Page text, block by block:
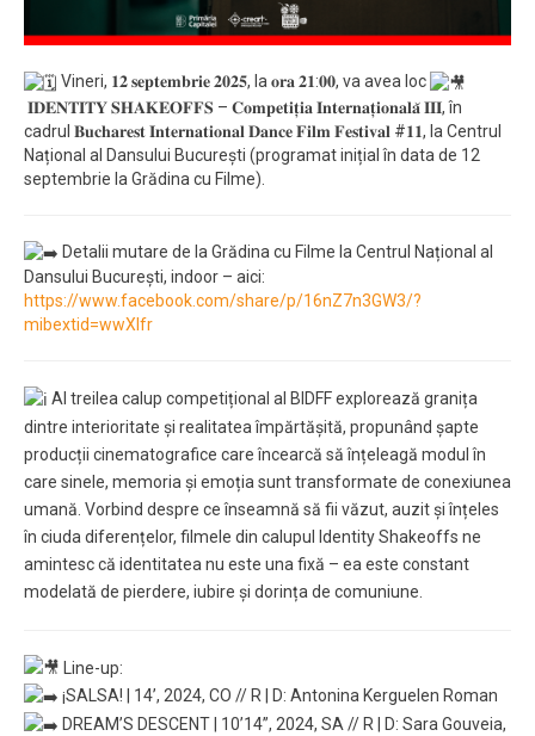
Vineri, 𝟏𝟐 𝐬𝐞𝐩𝐭𝐞𝐦𝐛𝐫𝐢𝐞 𝟐𝟎𝟐𝟓, la 𝐨𝐫𝐚 𝟐𝟏:𝟎𝟎, va avea loc
𝐈𝐃𝐄𝐍𝐓𝐈𝐓𝐘 𝐒𝐇𝐀𝐊𝐄𝐎𝐅𝐅𝐒 – 𝐂𝐨𝐦𝐩𝐞𝐭𝐢𝐭̦𝐢𝐚 𝐈𝐧𝐭𝐞𝐫𝐧𝐚𝐭̦𝐢𝐨𝐧𝐚𝐥𝐚̆ 𝐈𝐈𝐈, în
cadrul 𝐁𝐮𝐜𝐡𝐚𝐫𝐞𝐬𝐭 𝐈𝐧𝐭𝐞𝐫𝐧𝐚𝐭𝐢𝐨𝐧𝐚𝐥 𝐃𝐚𝐧𝐜𝐞 𝐅𝐢𝐥𝐦 𝐅𝐞𝐬𝐭𝐢𝐯𝐚𝐥 #𝟏𝟏, la Centrul
Național al Dansului București (programat inițial în data de 12
septembrie la Grădina cu Filme).
Detalii mutare de la Grădina cu Filme la Centrul Național al
Dansului București, indoor – aici:
https://www.facebook.com/share/p/16nZ7n3GW3/?
mibextid=wwXIfr
Al treilea calup competițional al BIDFF explorează granița
dintre interioritate și realitatea împărtășită, propunând șapte
producții cinematografice care încearcă să înțeleagă modul în
care sinele, memoria și emoția sunt transformate de conexiunea
umană. Vorbind despre ce înseamnă să fii văzut, auzit și înțeles
în ciuda diferențelor, filmele din calupul Identity Shakeoffs ne
amintesc că identitatea nu este una fixă – ea este constant
modelată de pierdere, iubire și dorința de comuniune.
Line-up:
¡SALSA! | 14’, 2024, CO // R | D: Antonina Kerguelen Roman
DREAM’S DESCENT | 10’14”, 2024, SA // R | D: Sara Gouveia,